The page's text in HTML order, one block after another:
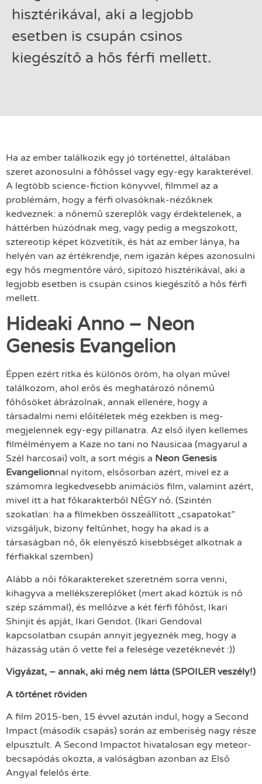
hisztérikával, aki a legjobb
esetben is csupán csinos
kiegészítő a hős férfi mellett.
Ha az ember találkozik egy jó történettel, általában
szeret azonosulni a főhőssel vagy egy-egy karakterével.
A legtöbb science-fiction könyvvel, filmmel az a
problémám, hogy a férfi olvasóknak-nézőknek
kedveznek: a nőnemű szereplők vagy érdektelenek, a
háttérben húzódnak meg, vagy pedig a megszokott,
sztereotip képet közvetítik, és hát az ember lánya, ha
helyén van az értékrendje, nem igazán képes azonosulni
egy hős megmentőre váró, sipítozó hisztérikával, aki a
legjobb esetben is csupán csinos kiegészítő a hős férfi
mellett.
Hideaki Anno – Neon
Genesis Evangelion
Éppen ezért ritka és különös öröm, ha olyan művel
találkozom, ahol erős és meghatározó nőnemű
főhősöket ábrázolnak, annak ellenére, hogy a
társadalmi nemi előítéletek még ezekben is meg-
megjelennek egy-egy pillanatra. Az első ilyen kellemes
filmélményem a Kaze no tani no Nausicaa (magyarul a
Szél harcosai) volt, a sort mégis a Neon Genesis
Evangelionnal nyitom, elsősorban azért, mivel ez a
számomra legkedvesebb animációs film, valamint azért,
mivel itt a hat főkarakterből NÉGY nő. (Szintén
szokatlan: ha a filmekben összeállított „csapatokat”
vizsgáljuk, bizony feltűnhet, hogy ha akad is a
társaságban nő, ők elenyésző kisebbséget alkotnak a
férfiakkal szemben)
Alább a női főkaraktereket szeretném sorra venni,
kihagyva a mellékszereplőket (mert akad köztük is nő
szép számmal), és mellőzve a két férfi főhőst, Ikari
Shinjit és apját, Ikari Gendot. (Ikari Gendoval
kapcsolatban csupán annyit jegyeznék meg, hogy a
házasság után ő vette fel a felesége vezetéknevét :))
Vigyázat, – annak, aki még nem látta (SPOILER veszély!)
A történet röviden
A film 2015-ben, 15 évvel azután indul, hogy a Second
Impact (második csapás) során az emberiség nagy része
elpusztult. A Second Impactot hivatalosan egy meteor-
becsapódás okozta, a valóságban azonban az Első
Angyal felelős érte.